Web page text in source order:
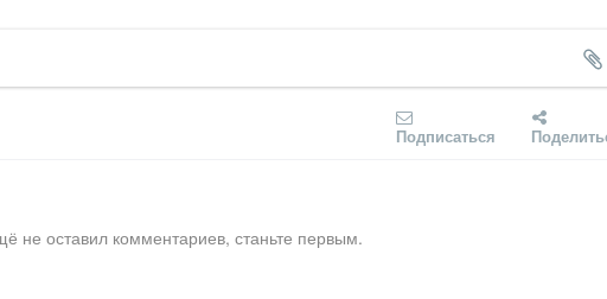
Подписаться
не оставил комментариев, станьте первым.